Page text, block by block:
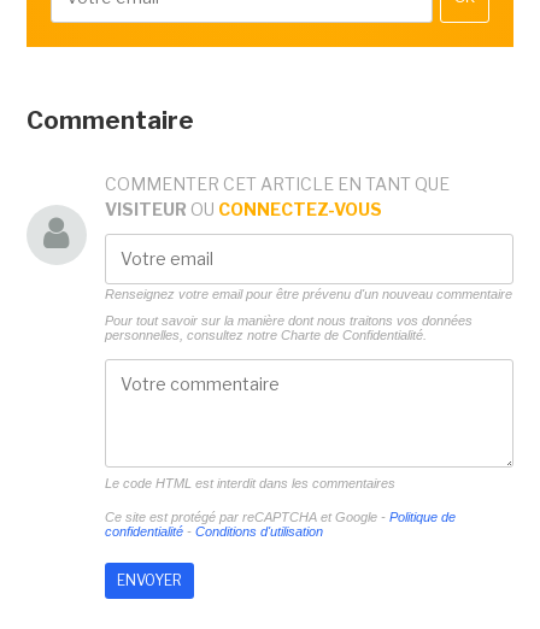
Commentaire
COMMENTER CET ARTICLE EN TANT QUE
VISITEUR OU CONNECTEZ-VOUS
Renseignez votre email pour être prévenu d'un nouveau commentaire
Pour tout savoir sur la manière dont nous traitons vos données
personnelles, consultez notre Charte de Confidentialité.
Le code HTML est interdit dans les commentaires
Ce site est protégé par reCAPTCHA et Google - Politique de
confidentialité- Conditions d'utilisation